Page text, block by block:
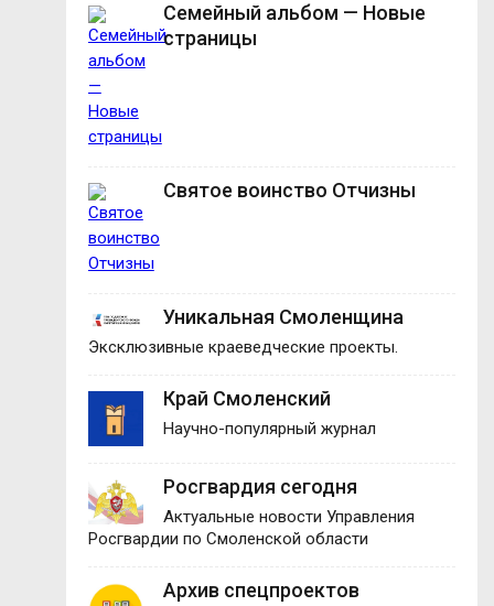
Семейный альбом — Новые
страницы
Святое воинство Отчизны
Уникальная Смоленщина
Эксклюзивные краеведческие проекты.
Край Смоленский
Научно-популярный журнал
Росгвардия сегодня
Актуальные новости Управления
Росгвардии по Смоленской области
Архив спецпроектов